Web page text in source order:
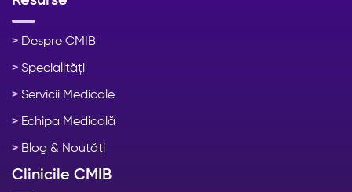
> Despre CMIB
> Specialități
> Servicii Medicale
> Echipa Medicală
> Blog & Noutăți
Clinicile CMIB